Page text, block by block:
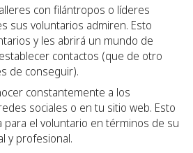
con filántropos o líderes
sus voluntarios admiren. Esto
y les abrirá un mundo de
contactos (que de otro
de conseguir).
constantemente a los
sociales o en tu sitio web. Esto
para el voluntario en términos de su
y profesional.